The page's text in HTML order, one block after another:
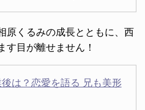
原くるみの成長とともに、西
す目が離せません！
は？恋愛を語る 兄も美形